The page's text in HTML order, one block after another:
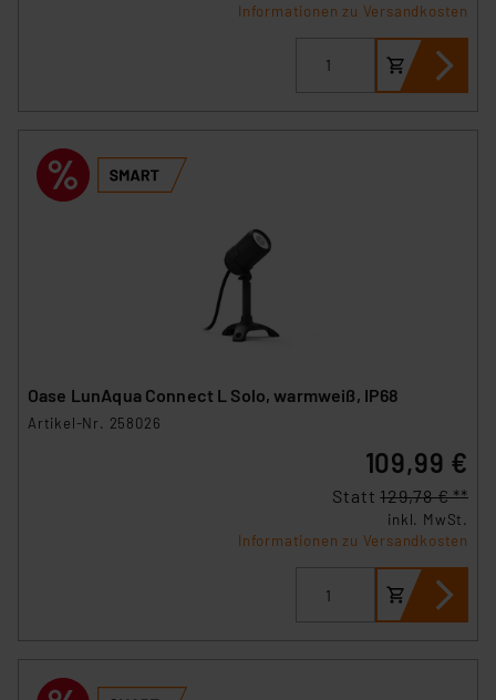
Informationen zu Versandkosten
Oase LunAqua Connect L Solo, warmweiß, IP68
Artikel-Nr. 258026
109,99 €
Statt129,78 € **
inkl. MwSt.
Informationen zu Versandkosten